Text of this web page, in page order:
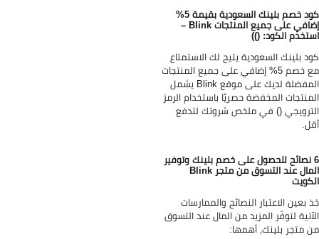
كود خصم بلينك السعودية بقيمة 5%
إضافي على جميع المنتجات Blink –
الكود: ())
بلينك السعودية يتيح لك الاستمتاع
مع خصم 5% إضافي على جميع المنتجات
المفضلة لديك على موقع Blink يشمل
المخفضة حصريًا باستخدام الرمز
() في ملخص شروتك لتدفع
6 نصائح للحصول على خصم بلينك وتوفير
المال عند التسوق من متجر Blink
بعين الاعتبار النصائح والممارسات
لتوفّر المزيد من المال عند التسوق
متجر بلينك، أهمها: